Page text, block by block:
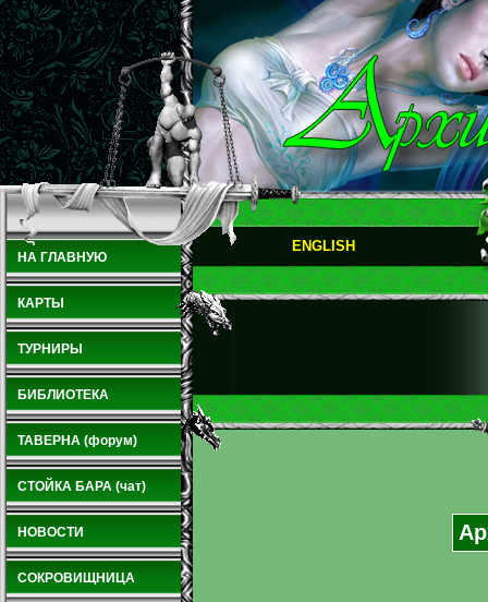
НА ГЛАВНУЮ
КАРТЫ
ТУРНИРЫ
БИБЛИОТЕКА
ТАВЕРНА (форум)
СТОЙКА БАРА (чат)
НОВОСТИ
СОКРОВИЩНИЦА
ENGLISH